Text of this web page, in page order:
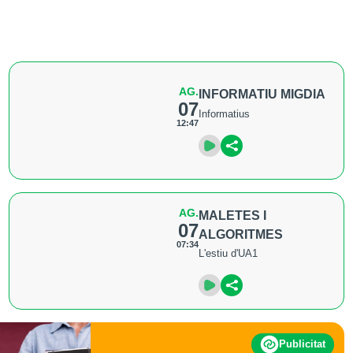
AG.
07
12:47
INFORMATIU MIGDIA
Informatius
AG.
07
07:34
MALETES I
ALGORITMES
L'estiu d'UA1
Publicitat